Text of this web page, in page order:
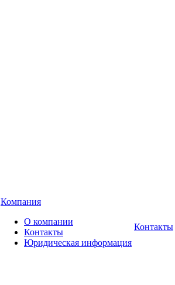
Компания
О компании
Контакты
Юридическая информация
Контакты